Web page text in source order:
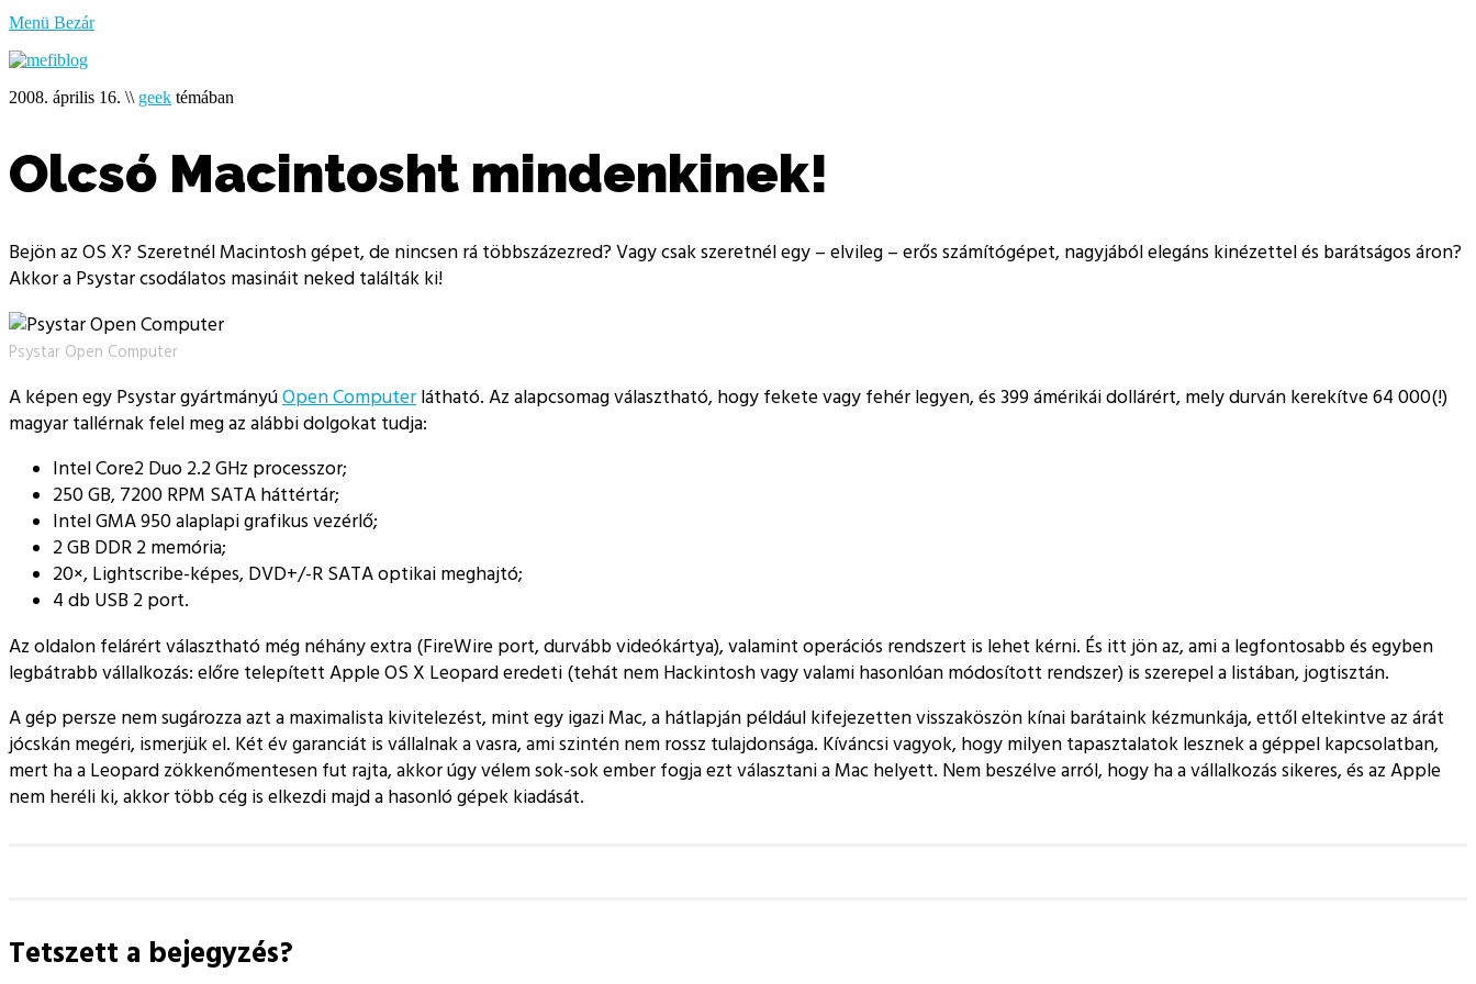
a
Menü Bezár
2008. április 16. \\ geek témában
Olcsó Macintosht mindenkinek!
Bejön az OS X? Szeretnél Macintosh gépet, de nincsen rá többszázezred? Vagy csak szeretnél egy – elvileg – erős számítógépet, nagyjából elegáns kinézettel és barátságos áron?
Akkor a Psystar csodálatos masináit neked találták ki!
Psystar Open Computer
A képen egy Psystar gyártmányúOpen Computer látható. Az alapcsomag választható, hogy fekete vagy fehér legyen, és 399 ámérikái dollárért, mely durván kerekítve 64 000(!)
magyar tallérnak felel meg az alábbi dolgokat tudja:
Intel Core2 Duo 2.2 GHz processzor;
250 GB, 7200 RPM SATA háttértár;
Intel GMA 950 alaplapi grafikus vezérlő;
2 GB DDR 2 memória;
20×, Lightscribe-képes, DVD+/-R SATA optikai meghajtó;
4 db USB 2 port.
Az oldalon felárért választható még néhány extra (FireWire port, durvább videókártya), valamint operációs rendszert is lehet kérni. És itt jön az, ami a legfontosabb és egyben
legbátrabb vállalkozás: előre telepített Apple OS X Leopard eredeti (tehát nem Hackintosh vagy valami hasonlóan módosított rendszer) is szerepel a listában, jogtisztán.
A gép persze nem sugározza azt a maximalista kivitelezést, mint egy igazi Mac, a hátlapján például kifejezetten visszaköszön kínai barátaink kézmunkája, ettől eltekintve az árát
jócskán megéri, ismerjük el. Két év garanciát is vállalnak a vasra, ami szintén nem rossz tulajdonsága. Kíváncsi vagyok, hogy milyen tapasztalatok lesznek a géppel kapcsolatban,
mert ha a Leopard zökkenőmentesen fut rajta, akkor úgy vélem sok-sok ember fogja ezt választani a Mac helyett. Nem beszélve arról, hogy ha a vállalkozás sikeres, és az Apple
nem heréli ki, akkor több cég is elkezdi majd a hasonló gépek kiadását.
Tetszett a bejegyzés?